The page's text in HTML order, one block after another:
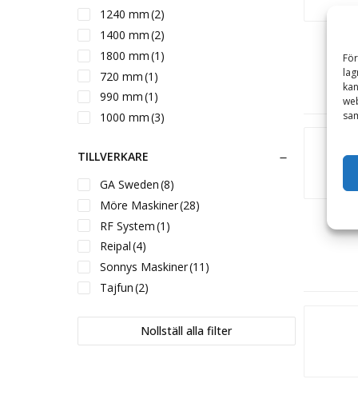
2000 kg(2)
2100 kg(1)
2500 kg(3)
3000 kg (2)
3200 kg (1)
3500 kg(1)
1240 mm(2)
1400 mm(2)
1800 mm(1)
720 mm(1)
990 mm(1)
1000 mm(3)
1050 mm
1140 mm (1)
1150 mm(3)
1170 mm(1)
1290 mm
1350 mm(1)
1410 mm
1500 mm (1)
1550 mm(3)
TILLVERKARE
GA Sweden(8)
Möre Maskiner(28)
RF System(1)
Reipal(4)
Sonnys Maskiner(11)
Tajfun(2)
Nollställ alla filter